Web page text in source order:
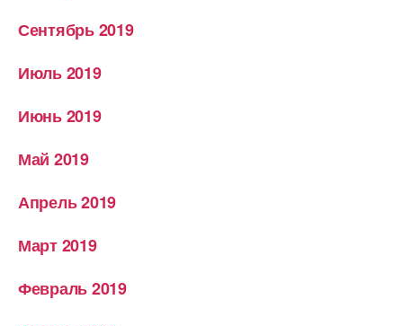
Сентябрь 2019
Июль 2019
Июнь 2019
Май 2019
Апрель 2019
Март 2019
Февраль 2019